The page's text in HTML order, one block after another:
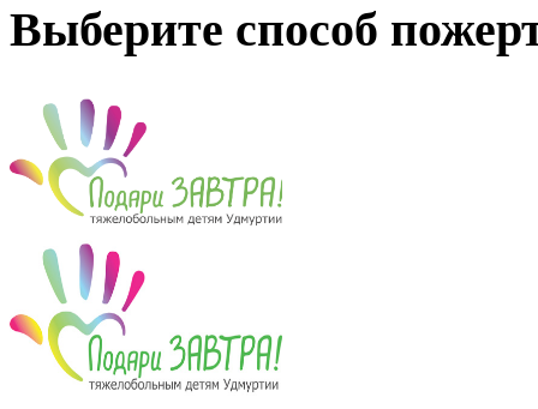
Выберите способ